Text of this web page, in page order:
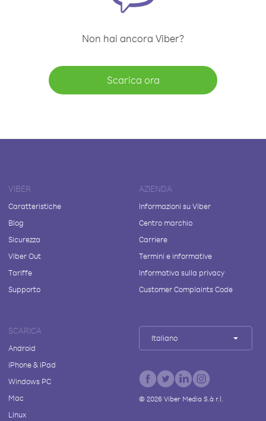
Non hai ancora Viber?
Scarica ora
VIBER
Caratteristiche
Blog
Sicurezza
Viber Out
Tariffe
Supporto
AZIENDA
Informazioni su Viber
Centro marchio
Carriere
Termini e informative
Informativa sulla privacy
Customer Complaints Code
SCARICA
Android
iPhone & iPad
Windows PC
Mac
Linux
Italiano
© 2026Viber Media S.à r.l.